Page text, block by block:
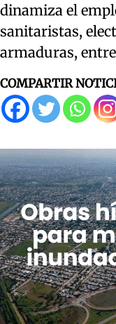
dinamiza el
sanitaristas,
armaduras,
COMPARTIR